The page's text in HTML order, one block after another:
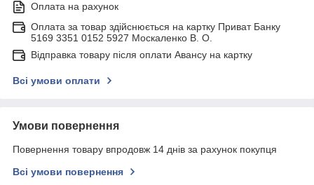
Оплата на рахунок
Оплата за товар здійснюється на картку Приват Банку
5169 3351 0152 5927 Москаленко В. О.
Відправка товару після оплати Авансу на картку
Всі умови оплати
Умови повернення
Повернення товару впродовж 14 днів за рахунок покупця
Всі умови повернення